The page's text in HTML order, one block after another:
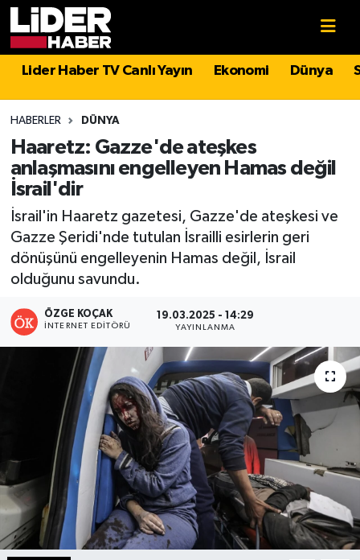
Lider Haber TV Canlı Yayın Ekonomi Dünya
HABERLER DÜNYA
Haaretz: Gazze'de ateşkes
anlaşmasını engelleyen Hamas değil
İsrail'dir
İsrail'in Haaretz gazetesi, Gazze'de ateşkesi ve
Gazze Şeridi'nde tutulan İsrailli esirlerin geri
dönüşünü engelleyenin Hamas değil, İsrail
olduğunu savundu.
ÖZGE KOÇAK
İNTERNET EDITÖRÜ
19.03.2025 - 14:29
YAYINLANMA
Politika
Asayiş
Dünya
Magazin
Spor
Sağlık
Teknoloji
Turizm
Kültür - Sanat
Lider Haber TV Canlı Yayın izle
Hava Durumu
İstanbul Namaz Vakitleri
Trafik Durumu
Süper Lig Puan Durumu ve Fikstür
Tüm Manşetler
Son Dakika Haberleri
Haber Arşivi